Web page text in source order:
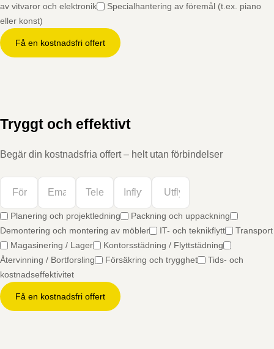
av vitvaror och elektronik
Specialhantering av föremål (t.ex. piano
eller konst)
Få en kostnadsfri offert
Tryggt och effektivt
Begär din kostnadsfria offert – helt utan förbindelser
Planering och projektledning
Packning och uppackning
Demontering och montering av möbler
IT- och teknikflytt
Transport
Magasinering / Lager
Kontorsstädning / Flyttstädning
Återvinning / Bortforsling
Försäkring och trygghet
Tids- och
kostnadseffektivitet
Få en kostnadsfri offert